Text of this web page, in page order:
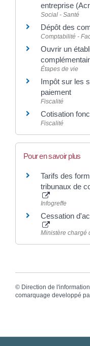
entreprise
Social - Santé
Dépôt des
Comptabilité -
Ouvrir un
Étapes de vie
Impôt sur les
paiement
Fiscalité
Cotisation
Fiscalité
Pour en savoir plus
Tarifs des
tribunaux de
Infogreffe
Cessation
Ministère chargé
© Direction de
comarquage developpé